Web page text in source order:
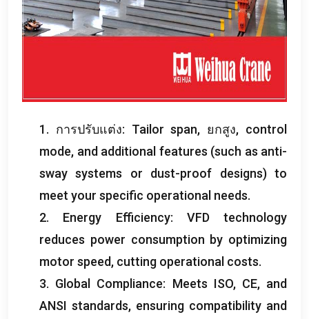
1. การปรับแต่ง: Tailor span, ยกสูง, control
mode, and additional features (such as anti-
sway systems or dust-proof designs)to
meet your specific operational needs.
2. Energy Efficiency: VFD technology
reduces power consumption by optimizing
motor speed, cutting operational costs.
3. Global Compliance: Meets ISO, CE, and
ANSI standards, ensuring compatibility and